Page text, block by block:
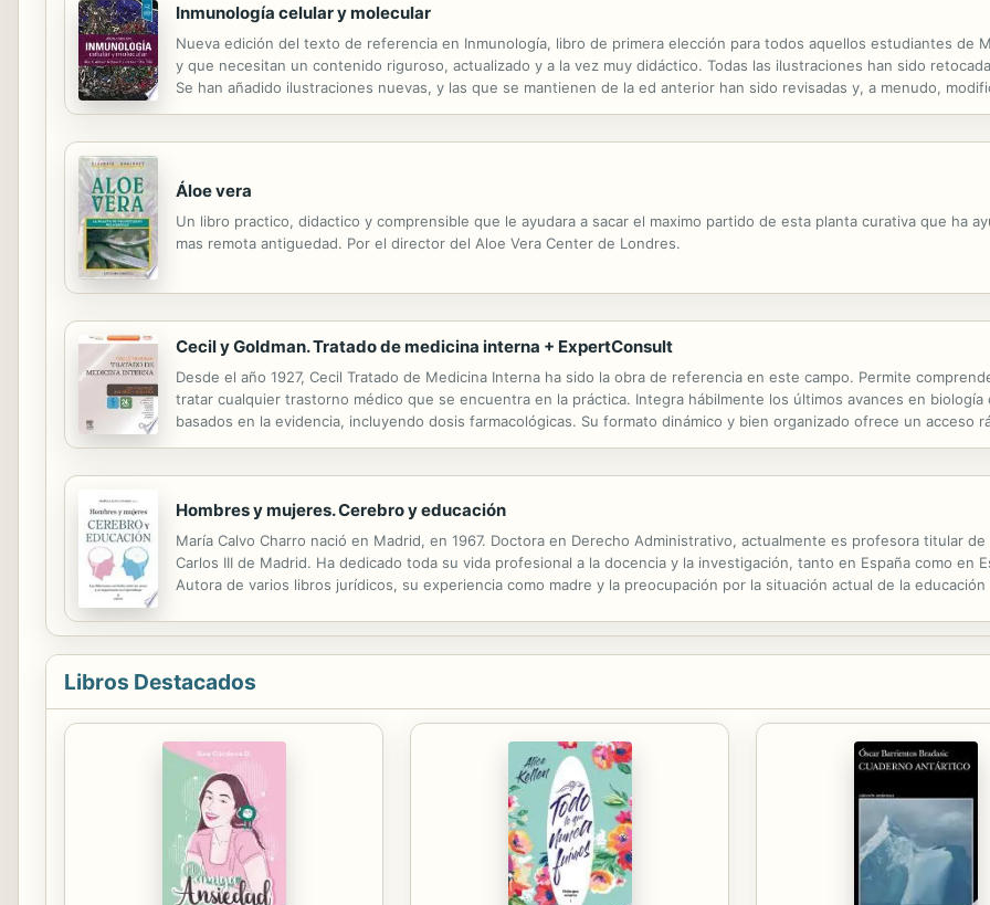
Inmunología celular y molecular
Nueva edición del texto de referencia en Inmunología, libro de primera elección para todos aquellos estudiantes de
y que necesitan un contenido riguroso, actualizado y a la vez muy didáctico. Todas las ilustraciones han sido
Se han añadido ilustraciones nuevas, y las que se mantienen de la ed anterior han sido revisadas y, a menudo,
Áloe vera
Un libro practico, didactico y comprensible que le ayudara a sacar el maximo partido de esta planta curativa que ha
mas remota antiguedad. Por el director del Aloe Vera Center de Londres.
Cecil y Goldman. Tratado de medicina interna + ExpertConsult
Desde el año 1927, Cecil Tratado de Medicina Interna ha sido la obra de referencia en este campo. Permite
tratar cualquier trastorno médico que se encuentra en la práctica. Integra hábilmente los últimos avances en
basados en la evidencia, incluyendo dosis farmacológicas. Su formato dinámico y bien organizado ofrece un acceso
Hombres y mujeres. Cerebro y educación
María Calvo Charro nació en Madrid, en 1967. Doctora en Derecho Administrativo, actualmente es profesora titular
Carlos III de Madrid. Ha dedicado toda su vida profesional a la docencia y la investigación, tanto en España como en
Autora de varios libros jurídicos, su experiencia como madre y la preocupación por la situación actual de la
Libros Destacados